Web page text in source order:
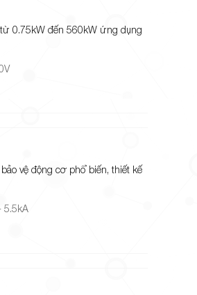
0.75kW đến 560kW ứng dụng
vệ động cơ phổ biến, thiết kế
5.5kA